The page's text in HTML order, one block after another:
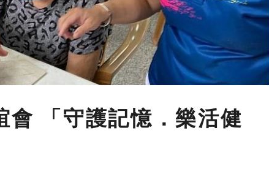
「守護記憶．樂活健